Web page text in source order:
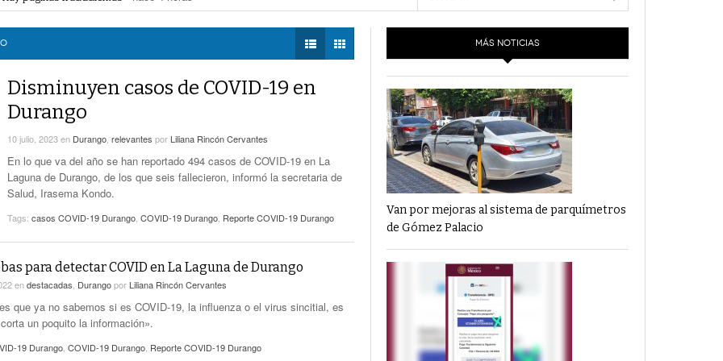
hace 6 horas -
Hay Que Esperar A Que Se Pongan De
Acuerdo Los Alcaldes: Presidente De La
hace 7 horas -
Van Más De 4 Mil Taxis Verificados En Torreón.
Sigue El Robo De Catalizadores- hace 8 horas -
TWEETS AND
Financiamiento’ Por PC29
‘La Laguna: Bomba De Tiempo Por Falta De
Planeación’ Por PC29- 17 mayo, 2021
‘Las Corrupciones, Sus Formas Y Efectos’ Por
PC29- 7 mayo, 2021
programadas en Gómez Palacio- hace 4 horas -
obliga a Lerdo a ajustar finanzas e incrementar recaudación- hace 5
las víctimas y contra la tortura
Disminuyen casos de COVID-19 en
Durango
10 julio, 2023en Durango relevantes por Liliana Rincón Cervantes
En lo que va del año se han reportado 494 casos de COVID-19 en La
Laguna de Durango, de los que seis fallecieron, informó la secretaria de
Salud, Irasema Kondo.
Tags: casos COVID-19 Durango COVID-19 Durango Reporte COVID-19 Durango
para detectar COVID en La Laguna de Durango
endestacadas Durangopor Liliana Rincón Cervantes
que ya no sabemos si es COVID-19, la influenza o el virus sincitial, es
un poquito la información».
19 Durango COVID-19 Durango Reporte COVID-19 Durango
MÁS NOTICIAS
Van por mejoras al sistema de parquímetros
de Gómez Palacio